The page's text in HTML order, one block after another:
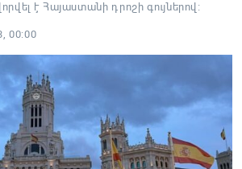
է Հայաստանի դրոշի գույներով։
00:00